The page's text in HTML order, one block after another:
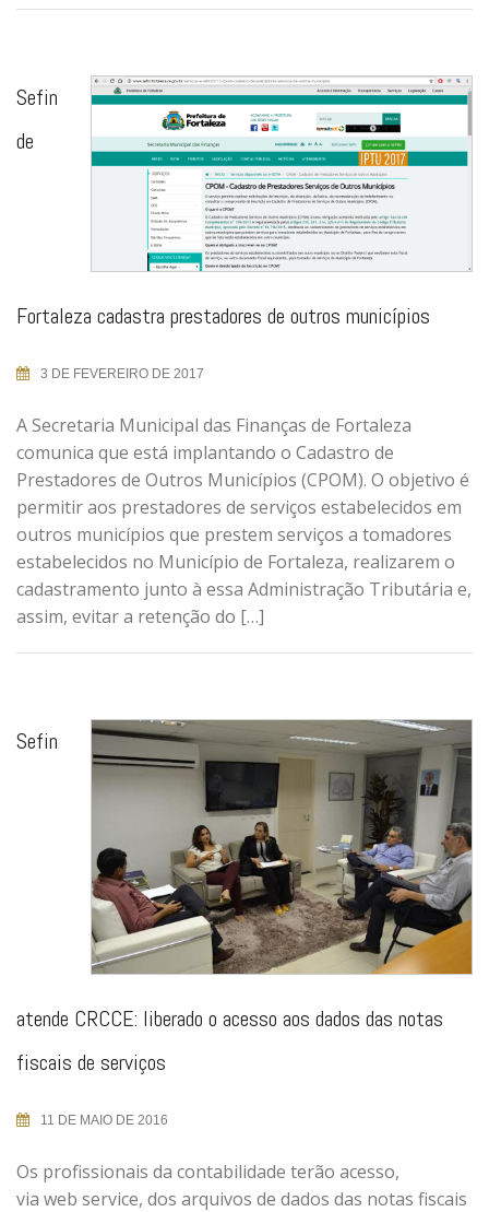
Sefin
de
Fortaleza cadastra prestadores de outros municípios
3 DE FEVEREIRO DE 2017
A Secretaria Municipal das Finanças de Fortaleza
comunica que está implantando o Cadastro de
Prestadores de Outros Municípios (CPOM). O objetivo é
permitir aos prestadores de serviços estabelecidos em
outros municípios que prestem serviços a tomadores
estabelecidos no Município de Fortaleza, realizarem o
cadastramento junto à essa Administração Tributária e,
assim, evitar a retenção do […]
Sefin
atende CRCCE: liberado o acesso aos dados das notas
fiscais de serviços
11 DE MAIO DE 2016
Os profissionais da contabilidade terão acesso,
via web service, dos arquivos de dados das notas fiscais